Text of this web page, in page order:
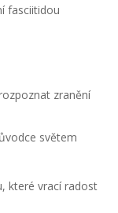
fasciitidou
zranění
světem
které vrací radost